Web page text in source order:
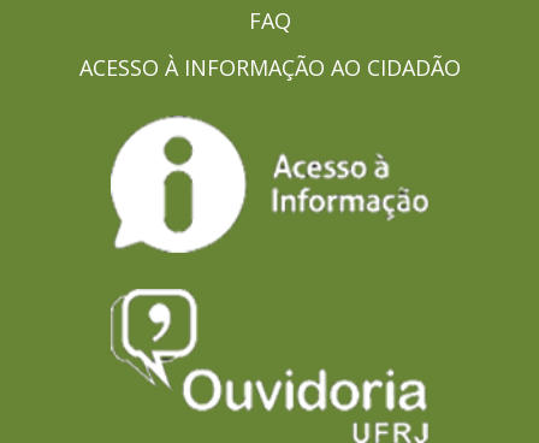
FAQ
ACESSO À INFORMAÇÃO AO CIDADÃO